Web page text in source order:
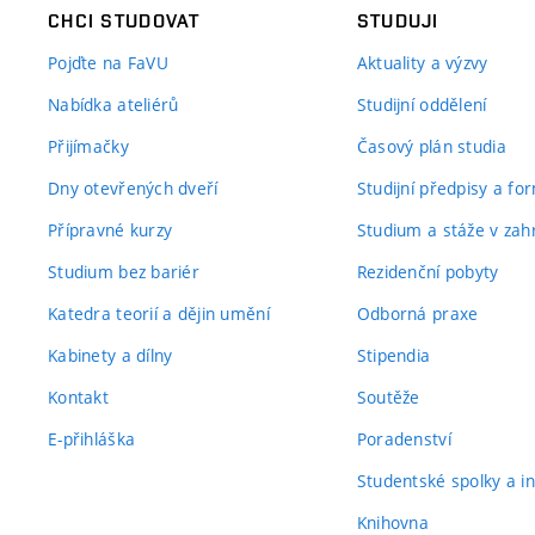
CHCI STUDOVAT
Pojďte na FaVU
Nabídka ateliérů
Přijímačky
Dny otevřených dveří
Přípravné kurzy
Studium bez bariér
Katedra teorií a dějin umění
Kabinety a dílny
Kontakt
E-přihláška
STUDUJI
Aktuality a výzvy
Studijní oddělení
Časový plán studia
Studijní předpisy a
Studium a stáže v
Rezidenční pobyty
Odborná praxe
Stipendia
Soutěže
Poradenství
Studentské spolky a
Knihovna